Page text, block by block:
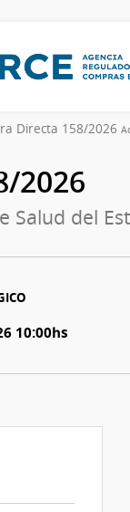
Directa 158/2026
2026
Salud del
10:00hs